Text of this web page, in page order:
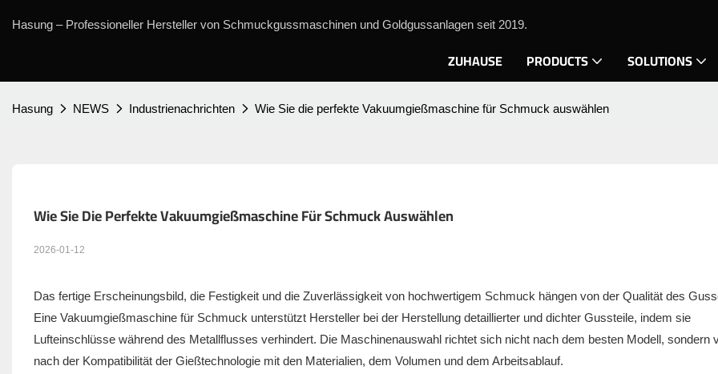
Hasung – Professioneller Hersteller von Schmuckgussmaschinen und Goldgussanlagen seit 2019.
ZUHAUSE PRODUCTS SOLUTIONS
Hasung NEWS Industrienachrichten Wie Sie die perfekte Vakuumgießmaschine für Schmuck auswählen
Wie Sie Die Perfekte Vakuumgießmaschine Für Schmuck Auswählen
2026-01-12
Das fertige Erscheinungsbild, die Festigkeit und die Zuverlässigkeit von hochwertigem Schmuck hängen von der Qualität des
Eine Vakuumgießmaschine für Schmuck unterstützt Hersteller bei der Herstellung detaillierter und dichter Gussteile, indem sie
Lufteinschlüsse während des Metallflusses verhindert. Die Maschinenauswahl richtet sich nicht nach dem besten Modell, sondern
nach der Kompatibilität der Gießtechnologie mit den Materialien, dem Volumen und dem Arbeitsablauf.